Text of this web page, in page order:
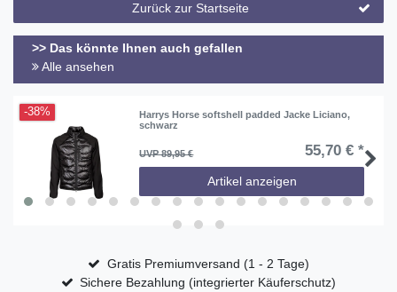
Zurück zur Startseite
>> Das könnte Ihnen auch gefallen
Alle ansehen
-38%
Harrys Horse softshell padded Jacke Liciano,
schwarz
UVP 89,95 € 55,70 € *
Artikel anzeigen
Gratis Premiumversand (1 - 2 Tage)
Sichere Bezahlung (integrierter Käuferschutz)